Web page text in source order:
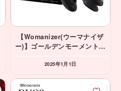
【Womanizer(ウーマナイザ
ー)】ゴールデンモーメントコ
＆カップルバイブ 2つのトイ
2025年1月1日